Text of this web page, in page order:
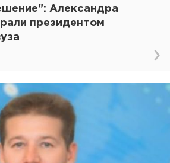
Александра
президентом